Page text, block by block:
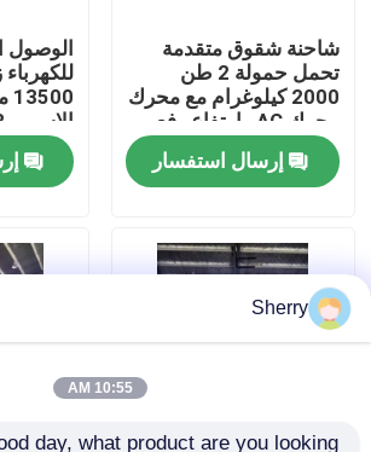
جولة في المعمل
رقابة جودة
أخبار
رافعة شوكية كهربائية
شاحنة شقوق متقدمة
تحمل حمولة 2 طن
2000 كيلوغرام مع محرك
محرك AC وارتفاع رفع
13500 مم
إرسال استفسار
الوصول
للكهرباء
كجم 48 فولت 500AH
Sherry
10:55 AM
day, what product are you looking